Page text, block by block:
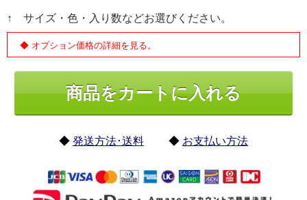
↑ サイズ・色・入り数などお選びください。
◆ オプション価格の詳細を見る。
◆ 発送方法･送料 ◆ お支払い方法